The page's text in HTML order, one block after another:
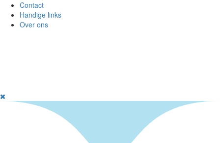
Contact
Handige links
Over ons